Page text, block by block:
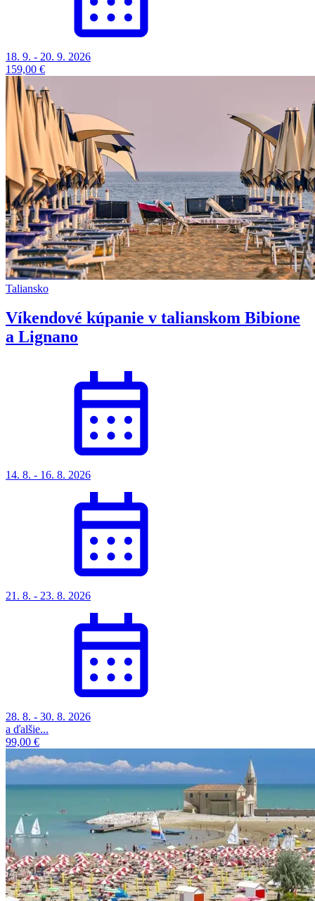
18. 9. - 20. 9. 2026
159,00 €
Taliansko
Víkendové kúpanie v talianskom Bibione
a Lignano
14. 8. - 16. 8. 2026
21. 8. - 23. 8. 2026
28. 8. - 30. 8. 2026
a ďalšie...
99,00 €